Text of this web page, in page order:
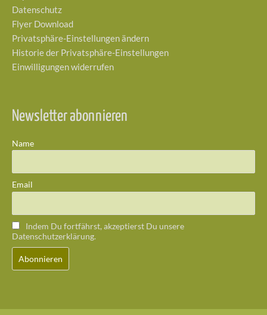
Datenschutz
Flyer Download
Privatsphäre-Einstellungen ändern
Historie der Privatsphäre-Einstellungen
Einwilligungen widerrufen
Newsletter abonnieren
Name
Email
Indem Du fortfährst, akzeptierst Du unsere
Datenschutzerklärung.